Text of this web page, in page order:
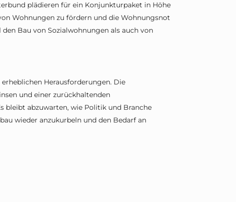
plädieren für ein Konjunkturpaket in Höhe
Wohnungen zu fördern und die Wohnungsnot
Bau von Sozialwohnungen als auch von
Herausforderungen. Die
und einer zurückhaltenden
bleibt abzuwarten, wie Politik und Branche
wieder anzukurbeln und den Bedarf an